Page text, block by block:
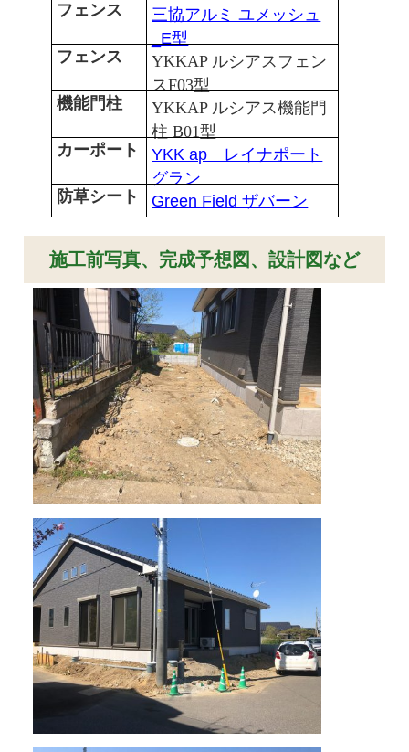
フェンス
三協アルミ ユメッシュ
_E型
フェンス
YKKAP ルシアスフェン
スF03型
機能門柱
YKKAP ルシアス機能門
柱 B01型
カーポート
YKK ap レイナポート
グラン
防草シート
Green Field ザバーン
施工前写真、完成予想図、設計図など